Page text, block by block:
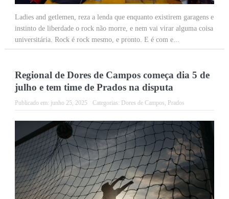
Ladies and getlemen, reza a lenda que enquanto existirem garagens e
instinto de liberdade o rock não morre, e nem vai virar alguma coisa
universitária. Rock é rock mesmo, e pronto. E é com e...
Regional de Dores de Campos começa dia 5 de
julho e tem time de Prados na disputa
Publicado em: junho 25, 2025 Categorias: Dores de Campos Prados